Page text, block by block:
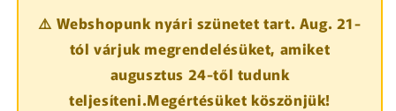
⚠️ Webshopunk nyári szünetet tart. Aug. 21-
tól várjuk megrendelésüket, amiket
augusztus 24-től tudunk
teljesíteni.Megértésüket köszönjük!